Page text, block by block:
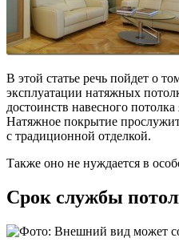
В этой статье речь пойдет о
эксплуатации натяжных
достоинств навесного потолка
Натяжное покрытие
с традиционной отделкой.
Также оно не нуждается в
Срок службы